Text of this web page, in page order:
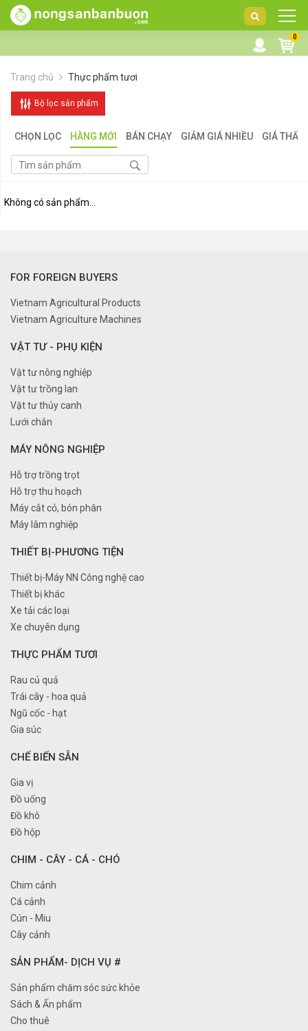
0
DANH
MỤC
Trang chủ Thực phẩm tươi
Bộ lọc sản phẩm
CHỌN LỌC HÀNG MỚI BÁN CHẠY GIẢM GIÁ NHIỀU GIÁ THẤP
Không có sản phẩm...
FOR FOREIGN BUYERS
Vietnam Agricultural Products
Vietnam Agriculture Machines
VẬT TƯ - PHỤ KIỆN
Vật tư nông nghiệp
Vật tư trồng lan
Vật tư thủy canh
Lưới chắn
MÁY NÔNG NGHIỆP
Hỗ trợ trồng trọt
Hỗ trợ thu hoạch
Máy cắt cỏ, bón phân
Máy lâm nghiệp
THIẾT BỊ-PHƯƠNG TIỆN
Thiết bị-Máy NN Công nghệ cao
Thiết bị khác
Xe tải các loại
Xe chuyên dụng
THỰC PHẨM TƯƠI
Rau củ quả
Trái cây - hoa quả
Ngũ cốc - hạt
Gia súc
CHẾ BIẾN SẴN
Gia vị
Đồ uống
Đồ khô
Đồ hộp
CHIM - CÂY - CÁ - CHÓ
Chim cảnh
Cá cảnh
Cún - Miu
Cây cảnh
SẢN PHẨM- DỊCH VỤ #
Sản phẩm chăm sóc sức khỏe
Sách & Ấn phẩm
Cho thuê